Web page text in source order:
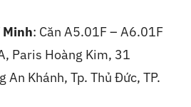
Minh: Căn A5.01F – A6.01F
Paris Hoàng Kim, 31
An Khánh, Tp. Thủ Đức, TP.